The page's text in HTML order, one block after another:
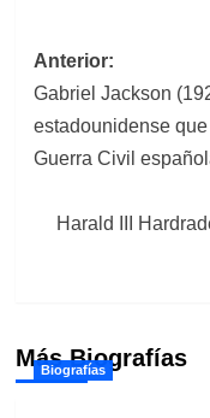
Navegación
de
entradas
Anterior:
Gabriel Jackson
estadounidense
Guerra Civil
Harald III
Más Biografías
Biografías